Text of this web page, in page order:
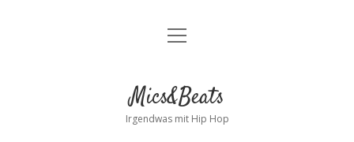
Kontakt
facebookinstagram
bandcamp
spotify
Menü
Mics&Beats
Irgendwas mit Hip Hop